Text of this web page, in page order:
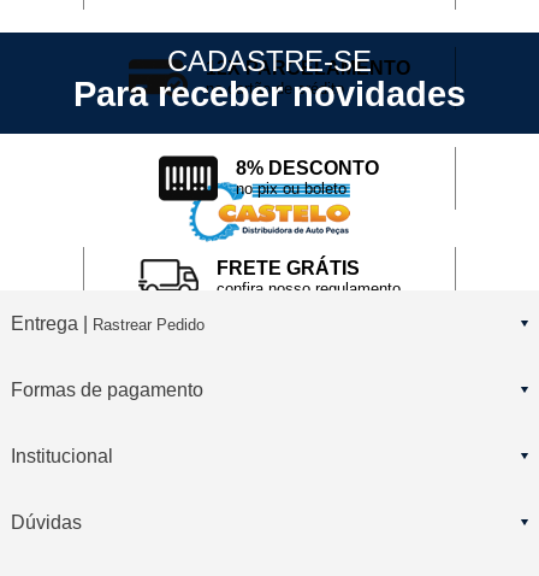
12X PARCELAMENTO
no cartão de crédito
8% DESCONTO
no pix ou boleto
FRETE GRÁTIS
confira nosso regulamento
CADASTRE-SE
Para receber novidades
Entrega | Rastrear Pedido
Formas de pagamento
Institucional
Dúvidas